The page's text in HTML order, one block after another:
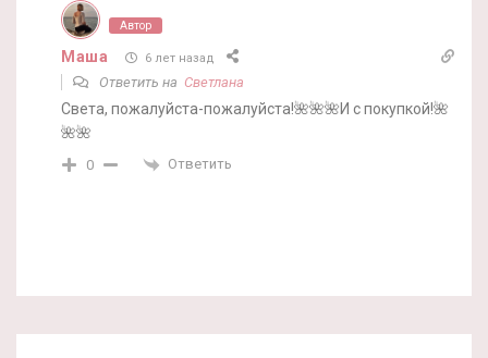
Автор
Маша 6 лет назад
Ответить на Светлана
Света, пожалуйста-пожалуйста!🌺🌺🌺И с покупкой!🌺
🌺🌺
0 Ответить